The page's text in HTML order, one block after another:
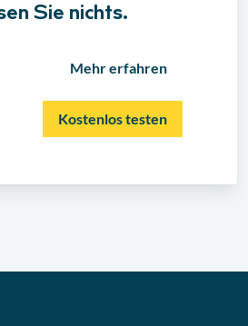
Sie nichts.
Mehr erfahren
Kostenlos testen